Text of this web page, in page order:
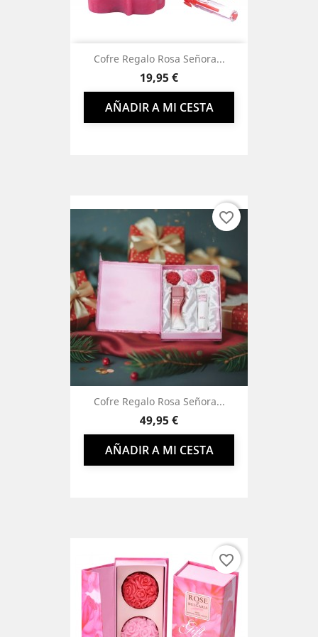
Cofre Regalo Rosa Señora...
Precio
19,95 €
AÑADIR A MI CESTA
Cofre Regalo Rosa Señora...
Precio
49,95 €
AÑADIR A MI CESTA
favorite_border
favorite_border